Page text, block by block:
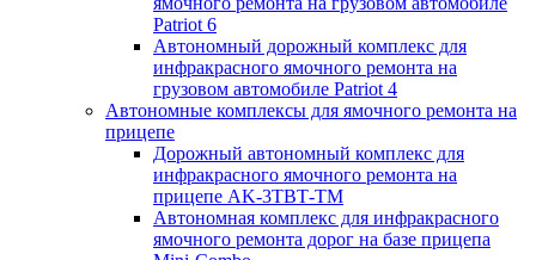
Patriot 6
Автономный дорожный комплекс для
инфракрасного ямочного ремонта на
грузовом автомобиле Patriot 4
Автономные комплексы для ямочного ремонта на
прицепе
Дорожный автономный комплекс для
инфракрасного ямочного ремонта на
прицепе AK-3ТВТ-ТМ
Автономная комплекс для инфракрасного
ямочного ремонта дорог на базе прицепа